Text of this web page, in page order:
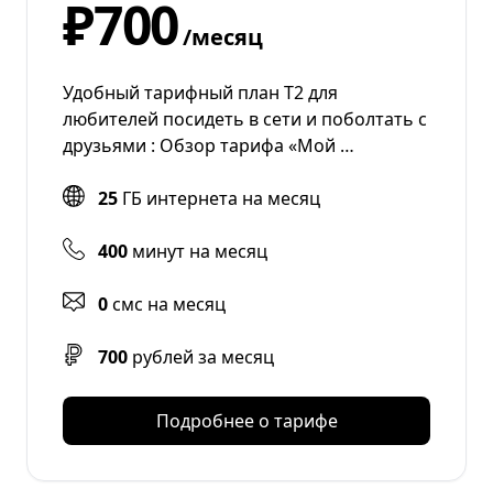
₽700/месяц
Удобный тарифный план Т2 для
любителей посидеть в сети и поболтать с
друзьями : Обзор тарифа «Мой …
25 ГБ интернета на месяц
400 минут на месяц
0смс на месяц
700 рублей за месяц
Подробнее о тарифе